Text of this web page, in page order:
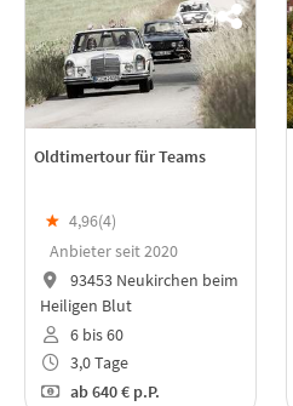
Oldtimertour für Teams
★ 4,96(4)
Anbieter seit 2020
93453 Neukirchen beim
Heiligen Blut
6 bis 60
3,0 Tage
ab640 € p.P.